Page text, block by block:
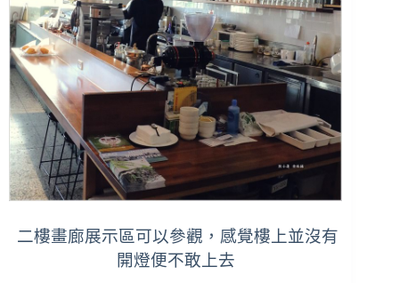
二樓畫廊展示區可以參觀，感覺樓上並沒有
開燈便不敢上去